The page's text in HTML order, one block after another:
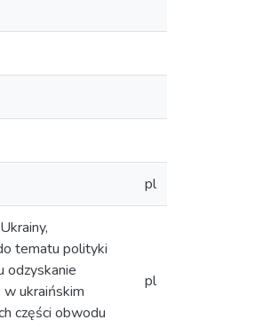
pl
tematu polityki
odzyskanie
ukraińskim
części obwodu
pl